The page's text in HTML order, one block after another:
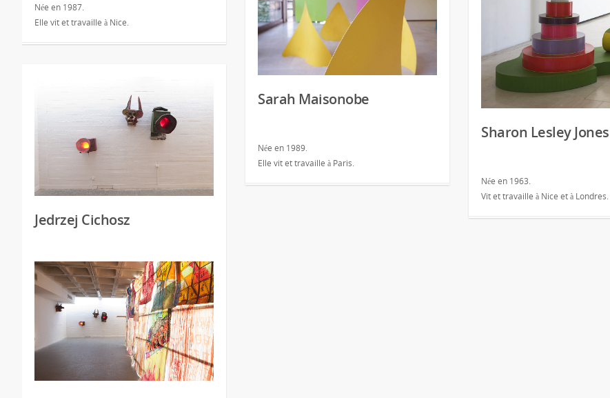
Née en 1987.
Elle vit et travaille à Nice.
Sharon Lesley Jones
Née en 1963.
Vit et travaille à Nice et à Londres.
Sarah Maisonobe
Née en 1989.
Elle vit et travaille à Paris.
Jedrzej Cichosz